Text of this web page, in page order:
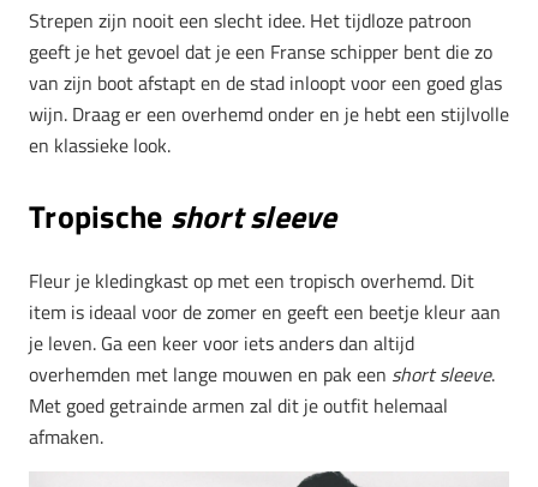
Strepen zijn nooit een slecht idee. Het tijdloze patroon
geeft je het gevoel dat je een Franse schipper bent die zo
van zijn boot afstapt en de stad inloopt voor een goed glas
wijn. Draag er een overhemd onder en je hebt een stijlvolle
en klassieke look.
Tropische short sleeve
Fleur je kledingkast op met een tropisch overhemd. Dit
item is ideaal voor de zomer en geeft een beetje kleur aan
je leven. Ga een keer voor iets anders dan altijd
overhemden met lange mouwen en pak een short sleeve.
Met goed getrainde armen zal dit je outfit helemaal
afmaken.